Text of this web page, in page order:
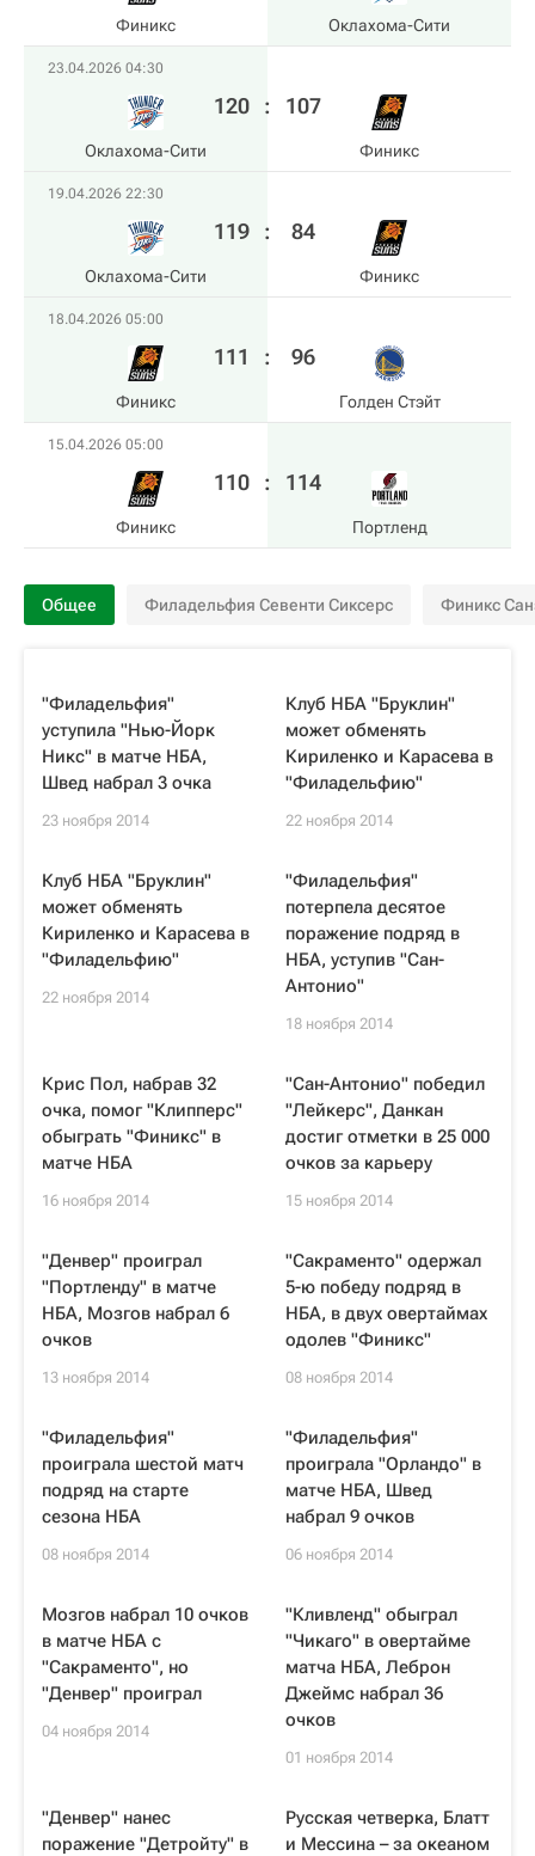
Финикс Оклахома-Сити
23.04.2026 04:30
Оклахома-Сити
120 : 107
Финикс
19.04.2026 22:30
Оклахома-Сити
119 : 84
Финикс
18.04.2026 05:00
Финикс
111 : 96
Голден Стэйт
15.04.2026 05:00
Финикс
110 : 114
Портленд
Общее Филадельфия Севенти Сиксерс Финикс
"Филадельфия"
уступила "Нью-Йорк
Никс" в матче НБА,
Швед набрал 3 очка
23 ноября 2014
Клуб НБА "Бруклин"
может обменять
Кириленко и Карасева в
"Филадельфию"
22 ноября 2014
Клуб НБА "Бруклин"
может обменять
Кириленко и Карасева в
"Филадельфию"
22 ноября 2014
"Филадельфия"
потерпела десятое
поражение подряд в
НБА, уступив "Сан-
Антонио"
18 ноября 2014
Крис Пол, набрав 32
очка, помог "Клипперс"
обыграть "Финикс" в
матче НБА
16 ноября 2014
"Сан-Антонио" победил
"Лейкерс", Данкан
достиг отметки в 25 000
очков за карьеру
15 ноября 2014
"Денвер" проиграл
"Портленду" в матче
НБА, Мозгов набрал 6
очков
13 ноября 2014
"Сакраменто" одержал
5-ю победу подряд в
НБА, в двух овертаймах
одолев "Финикс"
08 ноября 2014
"Филадельфия"
проиграла шестой матч
подряд на старте
сезона НБА
08 ноября 2014
"Филадельфия"
проиграла "Орландо" в
матче НБА, Швед
набрал 9 очков
06 ноября 2014
Мозгов набрал 10 очков
в матче НБА с
"Сакраменто", но
"Денвер" проиграл
04 ноября 2014
"Кливленд" обыграл
"Чикаго" в овертайме
матча НБА, Леброн
Джеймс набрал 36
очков
01 ноября 2014
"Денвер" нанес
поражение "Детройту" в
Русская четверка, Блатт
и Мессина – за океаном